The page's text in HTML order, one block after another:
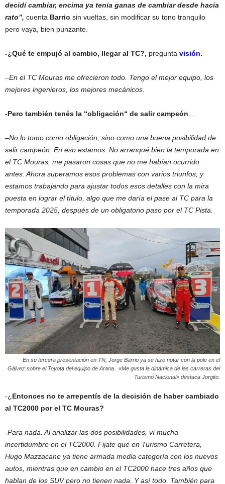
decidí cambiar, encima ya tenía ganas de cambiar desde hacía
rato”, cuenta Barrio sin vueltas, sin modificar su tono tranquilo
pero vaya, bien punzante.
-¿Qué te empujó al cambio, llegar al TC?, pregunta visión.
–En el TC Mouras me ofrecieron todo. Tengo el mejor equipo, los
mejores ingenieros, los mejores mecánicos.
-Pero también tenés la “obligación“ de salir campeón
–No lo tomo como obligación, sino como una buena posibilidad de
salir campeón. En eso estamos. No arranqué bien la temporada en
el TC Mouras, me pasaron cosas que no me habían ocurrido
antes. Ahora superamos esos problemas con varios triunfos, y
estamos trabajando para ajustar todos esos detalles con la mira
puesta en lograr el título, algo que me daría el pase al TC para la
temporada 2025, después de un obligatorio paso por el TC Pista.
En su tercera presentación en TN, Jorge Barrio ya se hizo notar con la pole en el
Gálvez sobre el Toyota del equipo de Arana.. «Me gusta la dinámica de las carreras del
Turismo Nacional» destaca Jorgito.
-¿ Entonces no te arrepentís de la decisión de haber cambiado
al TC2000 por el TC Mouras?
-Para nada. Al analizar las dos posibilidades, ví mucha
incertidumbre en el TC2000. Fijate que en Turismo Carretera,
Hugo Mazzacane ya tiene armada media categoría con los nuevos
autos, mientras que en cambio en el TC2000 hace tres años que
hablan de los SUV pero no tienen nada. Y así todo. También para